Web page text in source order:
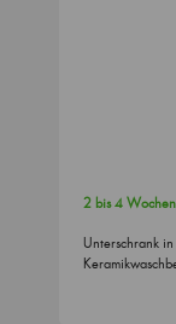
2 bis 4 Wochen
Unterschrank